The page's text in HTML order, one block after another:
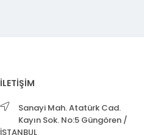
İLETİŞİM
Sanayi Mah. Atatürk Cad.
Kayın Sok. No:5 Güngören /
İSTANBUL